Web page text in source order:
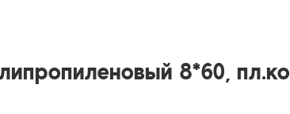
8*60,